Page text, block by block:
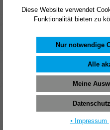
(pro
In den
Diese Website verwendet
Funktionalität bieten zu
Nur notwendige
Alle
Meine
⦁ Impressum